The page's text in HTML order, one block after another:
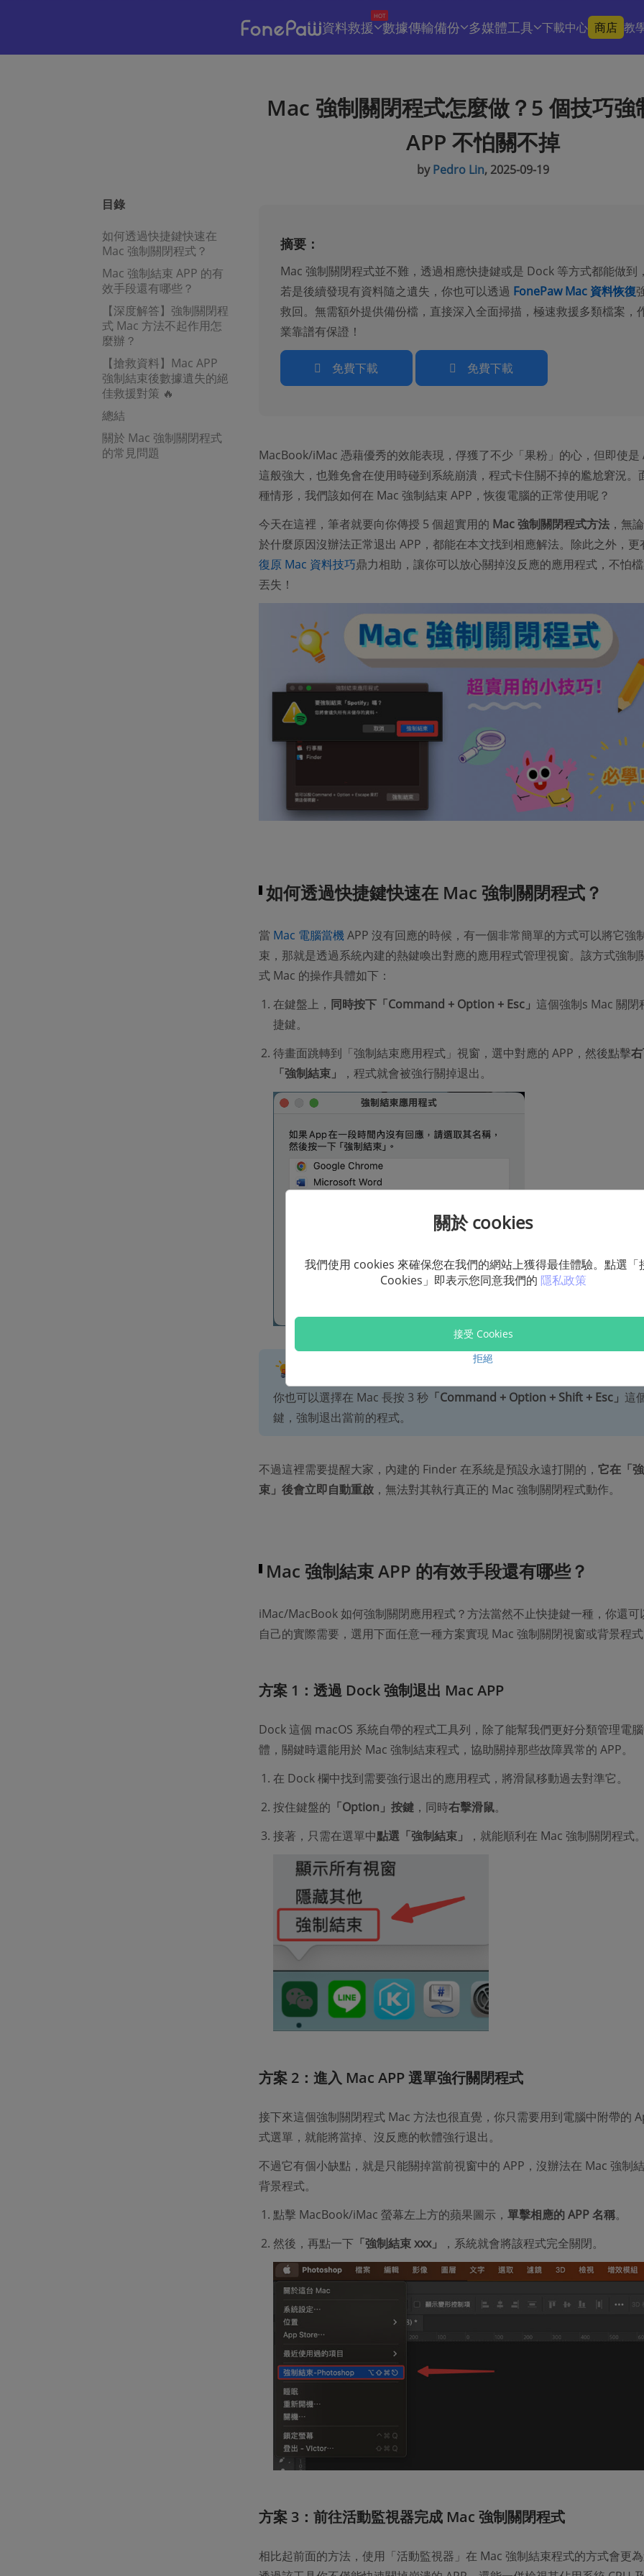
資料救援
HOT
數據傳輸備份 多媒體工具 下載中心 商店 教
Mac 強制關閉程式怎麼做？5 個技巧強
APP 不怕關不掉
byPedro Lin, 2025-09-19
目錄
如何透過快捷鍵快速在
Mac 強制關閉程式？
Mac 強制結束 APP 的有
效手段還有哪些？
【深度解答】強制關閉程
式 Mac 方法不起作用怎
麼辦？
【搶救資料】Mac APP
強制結束後數據遺失的絕
佳救援對策 🔥
總結
關於 Mac 強制關閉程式
的常見問題
摘要：
Mac 強制關閉程式並不難，透過相應快捷鍵或是 Dock 等方式都能做到，
若是後續發現有資料隨之遺失，你也可以透過 FonePaw Mac 資料恢復
救回。無需額外提供備份檔，直接深入全面掃描，極速救援多類檔案，
業靠譜有保證！
免費下載 免費下載
MacBook/iMac 憑藉優秀的效能表現，俘獲了不少「果粉」的心，但即使是
這般強大，也難免會在使用時碰到系統崩潰，程式卡住關不掉的尷尬窘況。
種情形，我們該如何在 Mac 強制結束 APP，恢復電腦的正常使用呢？
今天在這裡，筆者就要向你傳授 5 個超實用的 Mac 強制關閉程式方法，無
於什麼原因沒辦法正常退出 APP，都能在本文找到相應解法。除此之外，更
復原 Mac 資料技巧鼎力相助，讓你可以放心關掉沒反應的應用程式，不怕
丟失！
如何透過快捷鍵快速在 Mac 強制關閉程式？
當 Mac 電腦當機APP 沒有回應的時候，有一個非常簡單的方式可以將它強
束，那就是透過系統內建的熱鍵喚出對應的應用程式管理視窗。該方式強制
式 Mac 的操作具體如下：
在鍵盤上， 同時按下「Command + Option + Esc」 這個強制s Mac 關閉
捷鍵。
待畫面跳轉到「強制結束應用程式」視窗，選中對應的 APP，然後點擊
「強制結束」
，程式就會被強行關掉退出。
你也可以選擇在 Mac 長按 3 秒「Command + Option + Shift + Esc」 這
鍵，強制退出當前的程式。
不過這裡需要提醒大家，內建的 Finder 在系統是預設永遠打開的， 它在「
束」後會立即自動重啟，無法對其執行真正的 Mac 強制關閉程式動作。
Mac 強制結束 APP 的有效手段還有哪些？
iMac/MacBook 如何強制關閉應用程式？方法當然不止快捷鍵一種，你還可
自己的實際需要，選用下面任意一種方案實現 Mac 強制關閉視窗或背景程式
方案 1：透過 Dock 強制退出 Mac APP
Dock 這個 macOS 系統自帶的程式工具列，除了能幫我們更好分類管理電
體，關鍵時還能用於 Mac 強制結束程式，協助關掉那些故障異常的 APP。
在 Dock 欄中找到需要強行退出的應用程式，將滑鼠移動過去對準它。
按住鍵盤的 「Option」按鍵，同時右擊滑鼠。
接著，只需在選單中點選「強制結束」 ，就能順利在 Mac 強制關閉程式。
方案 2：進入 Mac APP 選單強行關閉程式
接下來這個強制關閉程式 Mac 方法也很直覺，你只需要用到電腦中附帶的
式選單，就能將當掉、沒反應的軟體強行退出。
不過它有個小缺點，就是只能關掉當前視窗中的 APP，沒辦法在 Mac 強制
背景程式。
點擊 MacBook/iMac 螢幕左上方的蘋果圖示， 單擊相應的 APP 名稱。
然後，再點一下「強制結束 xxx」 ，系統就會將該程式完全關閉。
方案 3：前往活動監視器完成 Mac 強制關閉程式
相比起前面的方法，使用「活動監視器」在 Mac 強制結束程式的方式會更為
關於 cookies
我們使用 cookies 來確保您在我們的網站上獲得最佳體驗。點選「
Cookies」即表示您同意我們的 隱私政策
接受 Cookies
拒絕